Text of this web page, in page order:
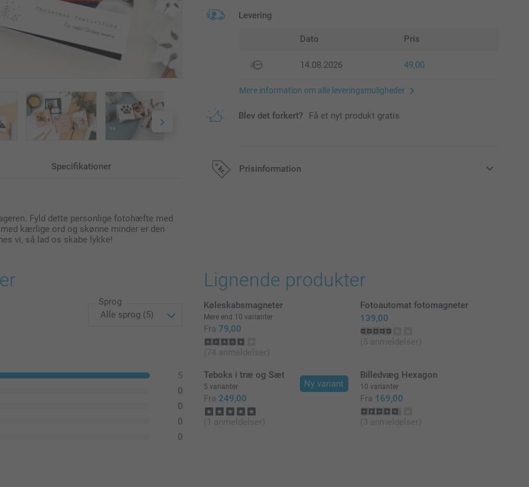
Specifikationer
Fyld dette personlige fotohæfte med
kærlige ord og skønne minder er den
vi, så lad os skabe lykke!
Levering
Dato Pris
14.08.2026 49,00
Mere information om alle leveringsmuligheder
Blev det forkert? Få et nyt produkt gratis
Prisinformation
Sprog
5
0
0
0
0
Lignende produkter
Køleskabsmagneter
Mere end 10 varianter
Fra 79,00
(74 anmeldelser)
Fotoautomat fotomagneter
139,00
(5 anmeldelser)
Ny variant
Teboks i træ og Sæt
5 varianter
Fra 249,00
(1 anmeldelser)
Billedvæg Hexagon
10 varianter
Fra 169,00
(3 anmeldelser)